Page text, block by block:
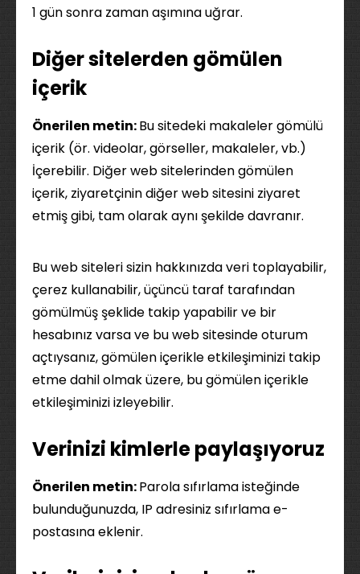
1 gün sonra zaman aşımına uğrar.
Diğer sitelerden gömülen
içerik
Önerilen metin:Bu sitedeki makaleler gömülü
içerik (ör. videolar, görseller, makaleler, vb.)
İçerebilir. Diğer web sitelerinden gömülen
içerik, ziyaretçinin diğer web sitesini ziyaret
etmiş gibi, tam olarak aynı şekilde davranır.
Bu web siteleri sizin hakkınızda veri toplayabilir,
çerez kullanabilir, üçüncü taraf tarafından
gömülmüş şeklide takip yapabilir ve bir
hesabınız varsa ve bu web sitesinde oturum
açtıysanız, gömülen içerikle etkileşiminizi takip
etme dahil olmak üzere, bu gömülen içerikle
etkileşiminizi izleyebilir.
Verinizi kimlerle paylaşıyoruz
Önerilen metin:Parola sıfırlama isteğinde
bulunduğunuzda, IP adresiniz sıfırlama e-
postasına eklenir.